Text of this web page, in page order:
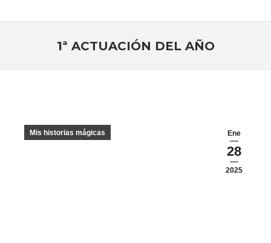
1ª ACTUACIÓN DEL AÑO
Ene
28
2025
Mis historias mágicas